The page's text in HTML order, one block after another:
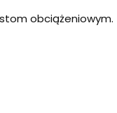
obciążeniowym.